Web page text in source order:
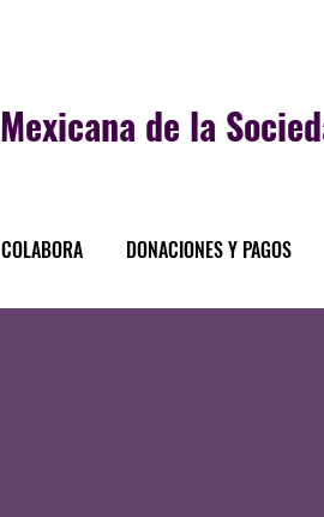
Mexicana de la
COLABORA DONACIONES Y PAGOS